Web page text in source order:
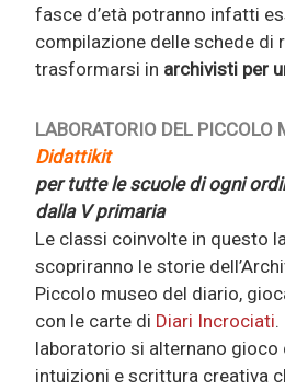
fasce d’età potranno infatti
compilazione delle schede di
trasformarsi in archivisti per
LABORATORIO DEL PICCOLO
Didattikit
per tutte le scuole di ogni
dalla V primaria
Le classi coinvolte in questo
scopriranno le storie
Piccolo museo del diario,
con le carte di Diari Incrociati.
laboratorio si alternano gioco
intuizioni e scrittura creativa